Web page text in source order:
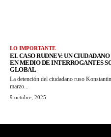
LO IMPORTANTE
EL CASO RUDNEV: UN
EN MEDIO DE INTERROGANTES
GLOBAL
La detención del ciudadano ruso
marzo...
9 octubre, 2025